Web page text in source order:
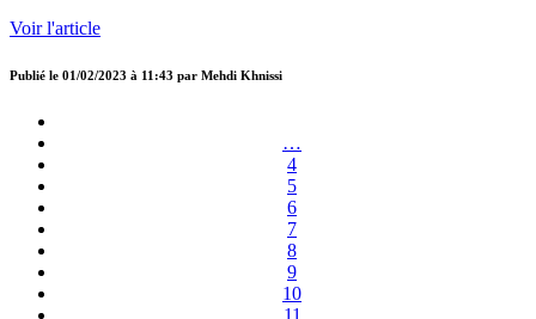
Voir l'article
Publié le 01/02/2023 à 11:43 par Mehdi Khnissi
…
4
5
6
7
8
9
10